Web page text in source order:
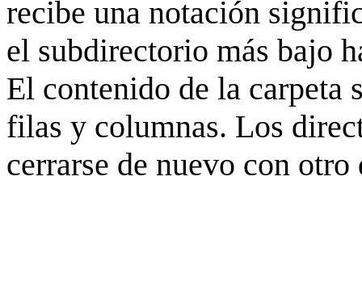
recibe una notación
el subdirectorio más bajo
El contenido de la carpeta
filas y columnas. Los
cerrarse de nuevo con